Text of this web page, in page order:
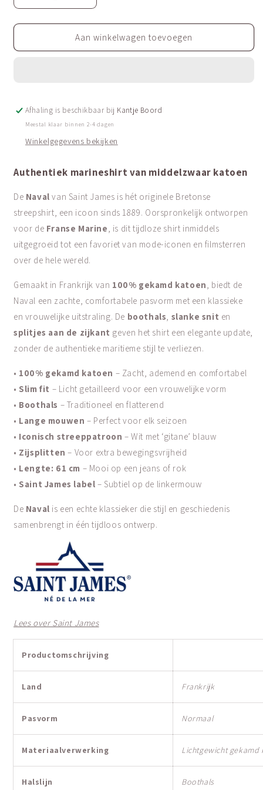
verlagen
voor
Authentiek
marineshirt
verhogen
voor
Authentiek
marineshirt
Aan winkelwagen toevoegen
Afhaling is beschikbaar bij Kantje Boord
Meestal klaar binnen 2-4 dagen
Winkelgegevens bekijken
Authentiek marineshirt van middelzwaar katoen
De Naval van Saint James is hét originele Bretonse
streepshirt, een icoon sinds 1889. Oorspronkelijk ontworpen
voor de Franse Marine, is dit tijdloze shirt inmiddels
uitgegroeid tot een favoriet van mode-iconen en filmsterren
over de hele wereld.
Gemaakt in Frankrijk van 100% gekamd katoen, biedt de
Naval een zachte, comfortabele pasvorm met een klassieke
en vrouwelijke uitstraling. De boothals, slanke snit en
splitjes aan de zijkant geven het shirt een elegante update,
zonder de authentieke maritieme stijl te verliezen.
• 100% gekamd katoen – Zacht, ademend en comfortabel
• Slim fit – Licht getailleerd voor een vrouwelijke vorm
• Boothals – Traditioneel en flatterend
• Lange mouwen – Perfect voor elk seizoen
• Iconisch streeppatroon – Wit met ‘gitane’ blauw
• Zijsplitten – Voor extra bewegingsvrijheid
• Lengte: 61 cm – Mooi op een jeans of rok
• Saint James label – Subtiel op de linkermouw
De Naval is een echte klassieker die stijl en geschiedenis
samenbrengt in één tijdloos ontwerp.
Lees over Saint James
Productomschrijving
Land Frankrijk
Pasvorm Normaal
Materiaalverwerking Lichtgewicht gekamd
Halslijn Boothals